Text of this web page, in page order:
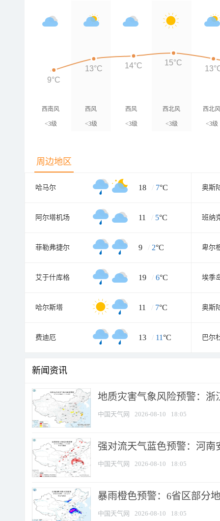
西南风
<3级
西风
<3级
西风
<3级
西北风
<3级
西北
<3级
9°C
13°C 14°C 15°C
周边地区
哈马尔 18 / 7°C 奥斯
阿尔塔机场 11 / 5°C 班纳
菲勒弗捷尔 9 / 2°C 卑尔
艾于什库格 19 / 6°C 埃季
哈尔斯塔 11 / 7°C 奥斯
费迪厄 13 / 11°C 巴尔
新闻资讯
地质灾害气象风险预警：浙
中国天气网 2026-08-10 18:05
强对流天气蓝色预警：河南
中国天气网 2026-08-10 18:05
暴雨橙色预警：6省区部分
中国天气网 2026-08-10 18:05